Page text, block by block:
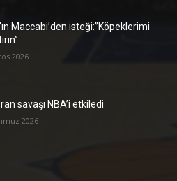
Maccabi’den isteği:”Köpeklerimi
2026
savaşı NBA’i etkiledi
2026